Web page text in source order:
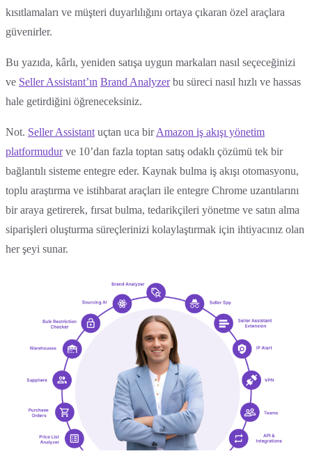
kısıtlamaları ve müşteri duyarlılığını ortaya çıkaran özel araçlara
güvenirler.
Bu yazıda, kârlı, yeniden satışa uygun markaları nasıl seçeceğinizi
ve Seller Assistant’ın Brand Analyzerbu süreci nasıl hızlı ve hassas
hale getirdiğini öğreneceksiniz.
Not. Seller Assistant uçtan uca birAmazon iş akışı yönetim
platformudurve 10’dan fazla toptan satış odaklı çözümü tek bir
bağlantılı sisteme entegre eder. Kaynak bulma iş akışı otomasyonu,
toplu araştırma ve istihbarat araçları ile entegre Chrome uzantılarını
bir araya getirerek, fırsat bulma, tedarikçileri yönetme ve satın alma
siparişleri oluşturma süreçlerinizi kolaylaştırmak için ihtiyacınız olan
her şeyi sunar.